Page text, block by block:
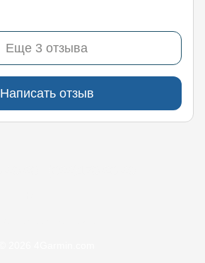
Еще 3 отзыва
Написать отзыв